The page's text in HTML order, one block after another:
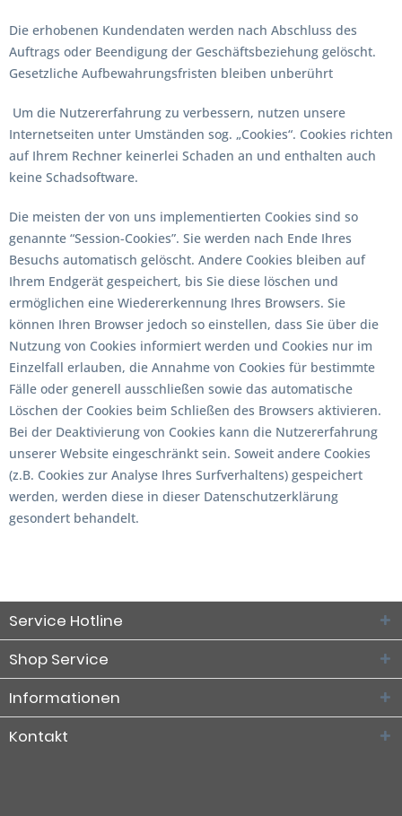
Die erhobenen Kundendaten werden nach Abschluss des
Auftrags oder Beendigung der Geschäftsbeziehung gelöscht.
Gesetzliche Aufbewahrungsfristen bleiben unberührt
Um die Nutzererfahrung zu verbessern, nutzen unsere
Internetseiten unter Umständen sog. „Cookies“. Cookies richten
auf Ihrem Rechner keinerlei Schaden an und enthalten auch
keine Schadsoftware.
Die meisten der von uns implementierten Cookies sind so
genannte “Session-Cookies”. Sie werden nach Ende Ihres
Besuchs automatisch gelöscht. Andere Cookies bleiben auf
Ihrem Endgerät gespeichert, bis Sie diese löschen und
ermöglichen eine Wiedererkennung Ihres Browsers. Sie
können Ihren Browser jedoch so einstellen, dass Sie über die
Nutzung von Cookies informiert werden und Cookies nur im
Einzelfall erlauben, die Annahme von Cookies für bestimmte
Fälle oder generell ausschließen sowie das automatische
Löschen der Cookies beim Schließen des Browsers aktivieren.
Bei der Deaktivierung von Cookies kann die Nutzererfahrung
unserer Website eingeschränkt sein. Soweit andere Cookies
(z.B. Cookies zur Analyse Ihres Surfverhaltens) gespeichert
werden, werden diese in dieser Datenschutzerklärung
gesondert behandelt.
Service Hotline
Shop Service
Informationen
Kontakt